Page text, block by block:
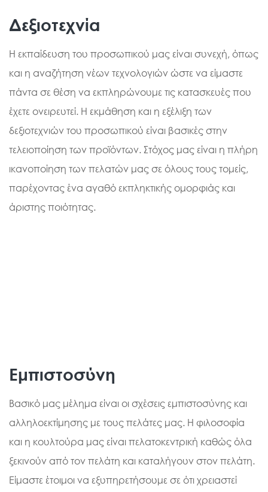
Δεξιοτεχνία
Η εκπαίδευση του προσωπικού μας είναι συνεχή, όπως
και η αναζήτηση νέων τεχνολογιών ώστε να είμαστε
πάντα σε θέση να εκπληρώνουμε τις κατασκευές που
έχετε ονειρευτεί. Η εκμάθηση και η εξέλιξη των
δεξιοτεχνιών του προσωπικού είναι βασικές στην
τελειοποίηση των προϊόντων. Στόχος μας είναι η πλήρη
ικανοποίηση των πελατών μας σε όλους τους τομείς,
παρέχοντας ένα αγαθό εκπληκτικής ομορφιάς και
άριστης ποιότητας.
Εμπιστοσύνη
Βασικό μας μέλημα είναι οι σχέσεις εμπιστοσύνης και
αλληλοεκτίμησης με τους πελάτες μας. Η φιλοσοφία
και η κουλτούρα μας είναι πελατοκεντρική καθώς όλα
ξεκινούν από τον πελάτη και καταλήγουν στον πελάτη.
Είμαστε έτοιμοι να εξυπηρετήσουμε σε ότι χρειαστεί